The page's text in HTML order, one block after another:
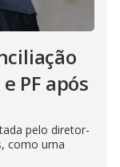
PF após
pelo diretor-
como uma